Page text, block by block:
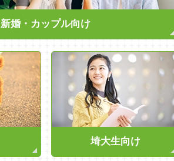
新婚・カップル向け
埼大生向け